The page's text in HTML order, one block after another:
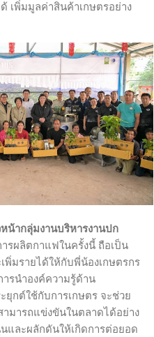
เพิ่มมูลค่าสินค้าเกษตรอย่าง
น้ากลุ่มงานบริหารงานปก
รผลิตกาแฟในครั้งนี้ ถือเป็น
พิ่มรายได้ให้กับพี่น้องเกษตรกร
รนำองค์ความรู้ด้าน
ยุกต์ใช้กับการเกษตร จะช่วย
มารถแข่งขันในตลาดได้อย่าง
และผลักดันให้เกิดการต่อยอด